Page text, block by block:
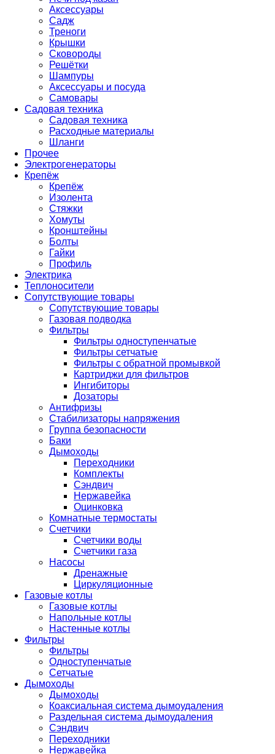
Аксессуары
Садж
Треноги
Крышки
Сковороды
Решётки
Шампуры
Аксессуары и посуда
Самовары
Садовая техника
Садовая техника
Расходные материалы
Шланги
Прочее
Электрогенераторы
Крепёж
Крепёж
Изолента
Стяжки
Хомуты
Кронштейны
Болты
Гайки
Профиль
Электрика
Теплоносители
Сопутствующие товары
Сопутствующие товары
Газовая подводка
Фильтры
Фильтры одноступенчатые
Фильтры сетчатые
Фильтры с обратной промывкой
Картриджи для фильтров
Ингибиторы
Дозаторы
Антифризы
Стабилизаторы напряжения
Группа безопасности
Баки
Дымоходы
Переходники
Комплекты
Сэндвич
Нержавейка
Оцинковка
Комнатные термостаты
Счетчики
Счетчики воды
Счетчики газа
Насосы
Дренажные
Циркуляционные
Газовые котлы
Газовые котлы
Напольные котлы
Настенные котлы
Фильтры
Фильтры
Одноступенчатые
Сетчатые
Дымоходы
Дымоходы
Коаксиальная система дымоудаления
Раздельная система дымоудаления
Сэндвич
Переходники
Нержавейка